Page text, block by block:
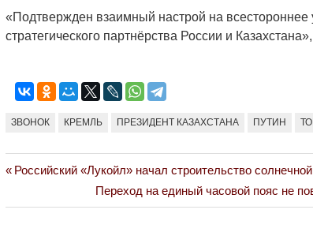
«Подтвержден взаимный настрой на
стратегического партнёрства России и
ЗВОНОК КРЕМЛЬ ПРЕЗИДЕНТ КАЗАХСТАНА ПУТИН
Навигация
по
Previous
Российский «Лукойл» начал строительство
Next
Post:
Переход на единый часовой пояс не